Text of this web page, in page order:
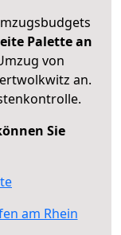
Palette an
von
an.
Sie
am Rhein